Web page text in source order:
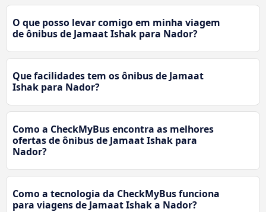
O que posso levar comigo em minha viagem
de ônibus de Jamaat Ishak para Nador?
Que facilidades tem os ônibus de Jamaat
Ishak para Nador?
Como a CheckMyBus encontra as melhores
ofertas de ônibus de Jamaat Ishak para
Nador?
Como a tecnologia da CheckMyBus funciona
para viagens de Jamaat Ishak a Nador?